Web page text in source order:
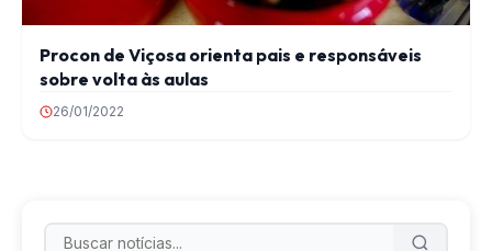
Procon de Viçosa orienta pais e responsáveis
sobre volta às aulas
26/01/2022